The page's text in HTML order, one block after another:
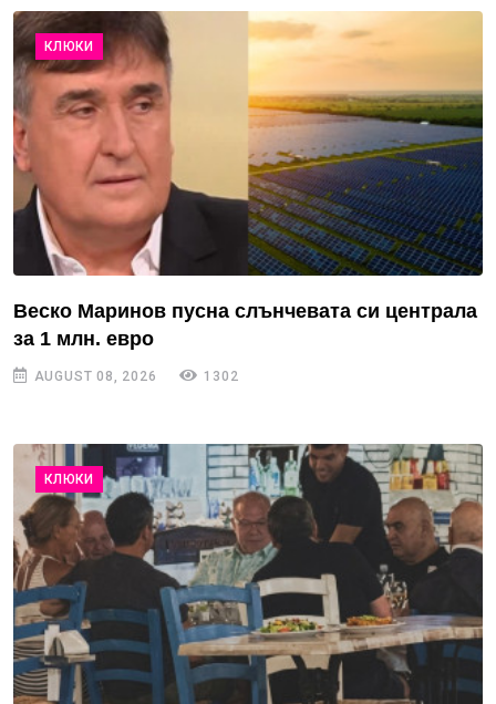
КЛЮКИ
Веско Маринов пусна слънчевата си централа
за 1 млн. евро
AUGUST 08, 2026 1302
КЛЮКИ